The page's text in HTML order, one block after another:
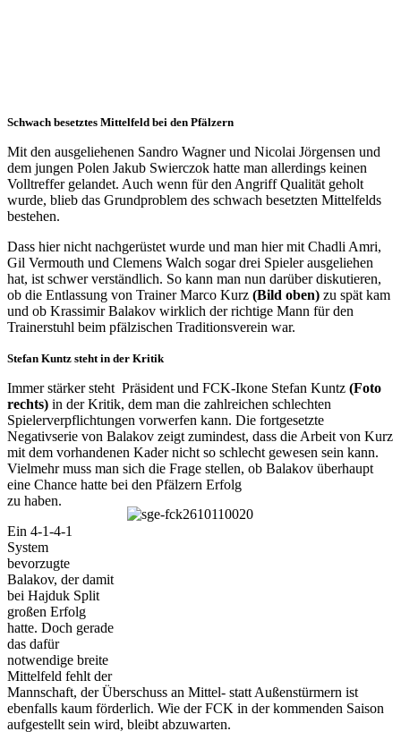
Schwach besetztes Mittelfeld bei den Pfälzern
Mit den ausgeliehenen Sandro Wagner und Nicolai Jörgensen und
dem jungen Polen Jakub Swierczok hatte man allerdings keinen
Volltreffer gelandet. Auch wenn für den Angriff Qualität geholt
wurde, blieb das Grundproblem des schwach besetzten Mittelfelds
bestehen.
Dass hier nicht nachgerüstet wurde und man hier mit Chadli Amri,
Gil Vermouth und Clemens Walch sogar drei Spieler ausgeliehen
hat, ist schwer verständlich. So kann man nun darüber diskutieren,
ob die Entlassung von Trainer Marco Kurz (Bild oben) zu spät kam
und ob Krassimir Balakov wirklich der richtige Mann für den
Trainerstuhl beim pfälzischen Traditionsverein war.
Stefan Kuntz steht in der Kritik
Immer stärker steht Präsident und FCK-Ikone Stefan Kuntz (Foto
rechts) in der Kritik, dem man die zahlreichen schlechten
Spielerverpflichtungen vorwerfen kann. Die fortgesetzte
Negativserie von Balakov zeigt zumindest, dass die Arbeit von Kurz
mit dem vorhandenen Kader nicht so schlecht gewesen sein kann.
Vielmehr muss man sich die Frage stellen, ob Balakov überhaupt
eine Chance hatte bei den Pfälzern Erfolg
zu haben.
Ein 4-1-4-1
System
bevorzugte
Balakov, der damit
bei Hajduk Split
großen Erfolg
hatte. Doch gerade
das dafür
notwendige breite
Mittelfeld fehlt der
Mannschaft, der Überschuss an Mittel- statt Außenstürmern ist
ebenfalls kaum förderlich. Wie der FCK in der kommenden Saison
aufgestellt sein wird, bleibt abzuwarten.